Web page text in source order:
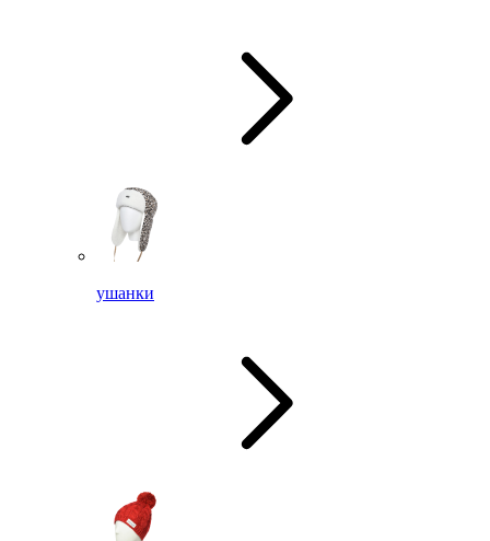
ушанки